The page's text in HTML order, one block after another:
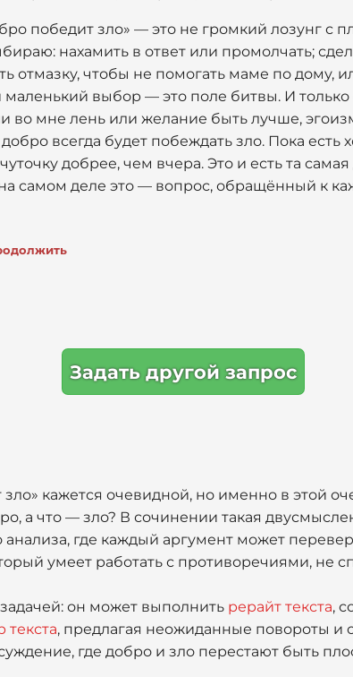
победит зло» — это не громкий лозунг с
нахамить в ответ или промолчать;
отмазку, чтобы не помогать маме по дому,
выбор — это поле битвы. И только
во мне лень или желание быть лучше,
всегда будет побеждать зло. Пока есть
добрее, чем вчера. Это и есть та
самом деле это — вопрос, обращённый к
Задать другой запрос
кажется очевидной, но именно в этой
а что — зло? В сочинении такая
анализа, где каждый аргумент может
умеет работать с противоречиями, не
он может выполнить рерайт текста,
текста, предлагая неожиданные повороты и
где добро и зло перестают быть